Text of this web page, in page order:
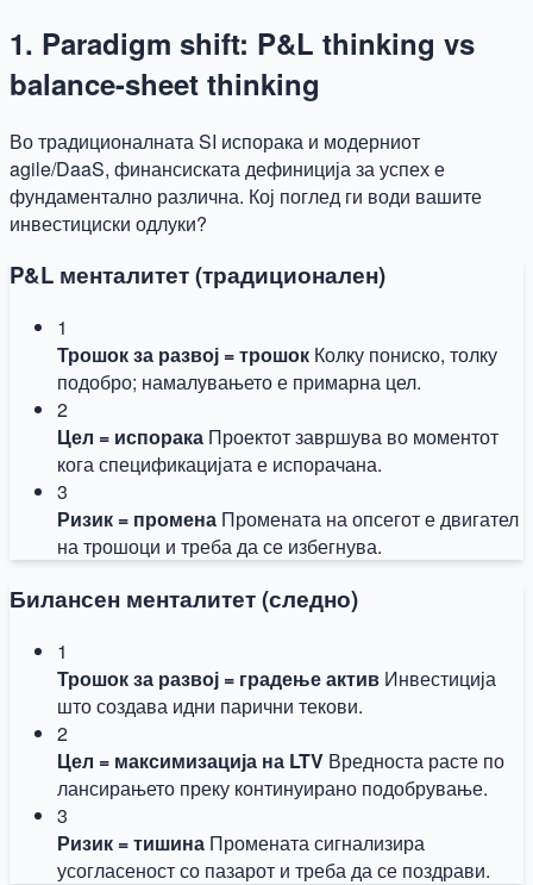
1. Paradigm shift: P&L thinking vs
balance-sheet thinking
Во традиционалната SI испорака и модерниот
agile/DaaS, финансиската дефиниција за успех е
фундаментално различна. Кој поглед ги води вашите
инвестициски одлуки?
P&L менталитет (традиционален)
1
Трошок за развој = трошок Колку пониско, толку
подобро; намалувањето е примарна цел.
2
Цел = испорака Проектот завршува во моментот
кога спецификацијата е испорачана.
3
Ризик = промена Промената на опсегот е двигател
на трошоци и треба да се избегнува.
Билансен менталитет (следно)
1
Трошок за развој = градење актив Инвестиција
што создава идни парични текови.
2
Цел = максимизација на LTV Вредноста расте по
лансирањето преку континуирано подобрување.
3
Ризик = тишина Промената сигнализира
усогласеност со пазарот и треба да се поздрави.